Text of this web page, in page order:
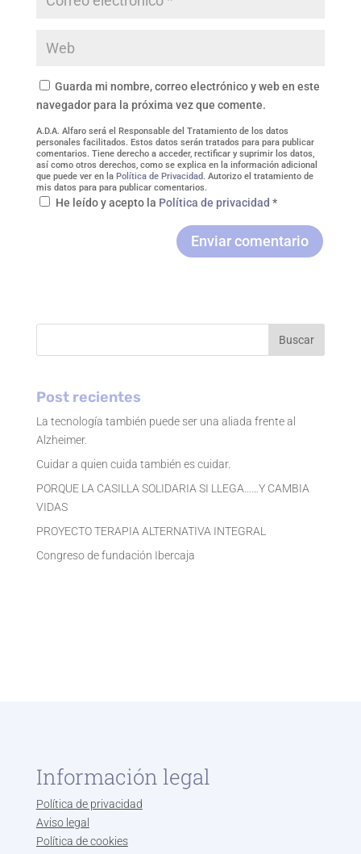
Guarda mi nombre, correo electrónico y web en este
navegador para la próxima vez que comente.
A.D.A. Alfaro será el Responsable del Tratamiento de los datos
personales facilitados. Estos datos serán tratados para para publicar
comentarios. Tiene derecho a acceder, rectificar y suprimir los datos,
así como otros derechos, como se explica en la información adicional
que puede ver en la Política de Privacidad. Autorizo el tratamiento de
mis datos para para publicar comentarios.
He leído y acepto la Política de privacidad *
Enviar comentario
Buscar
Post recientes
La tecnología también puede ser una aliada frente al
Alzheimer.
Cuidar a quien cuida también es cuidar.
PORQUE LA CASILLA SOLIDARIA SI LLEGA……Y CAMBIA
VIDAS
PROYECTO TERAPIA ALTERNATIVA INTEGRAL
Congreso de fundación Ibercaja
Información legal
Política de privacidad
Aviso legal
Política de cookies